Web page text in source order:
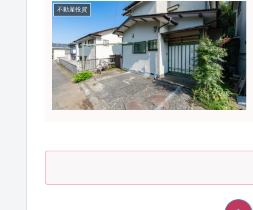
不動産投資